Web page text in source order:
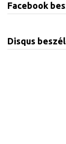
Facebook
Disqus